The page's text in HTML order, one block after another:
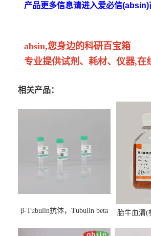
产品更多信息请进入爱必信(absin)
absin,您身边的科研百宝箱
专业提供试剂、耗材、仪器,
相关产品：
β-Tubulin抗体，Tubulin beta
胎牛血清(